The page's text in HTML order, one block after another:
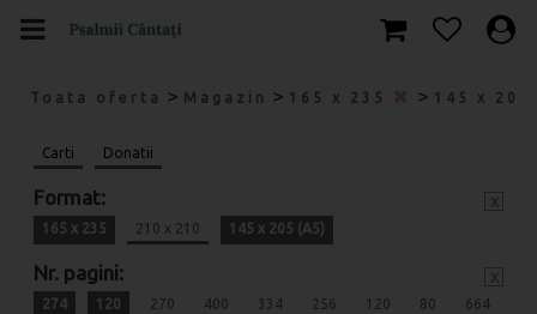
Toata oferta > Magazin > 165 x 235 > 145 x
Carti Donatii
Format:
165 x 235 210 x 210 145 x 205 (A5)
Nr. pagini:
274 120 270 400 334 256 120 80 664